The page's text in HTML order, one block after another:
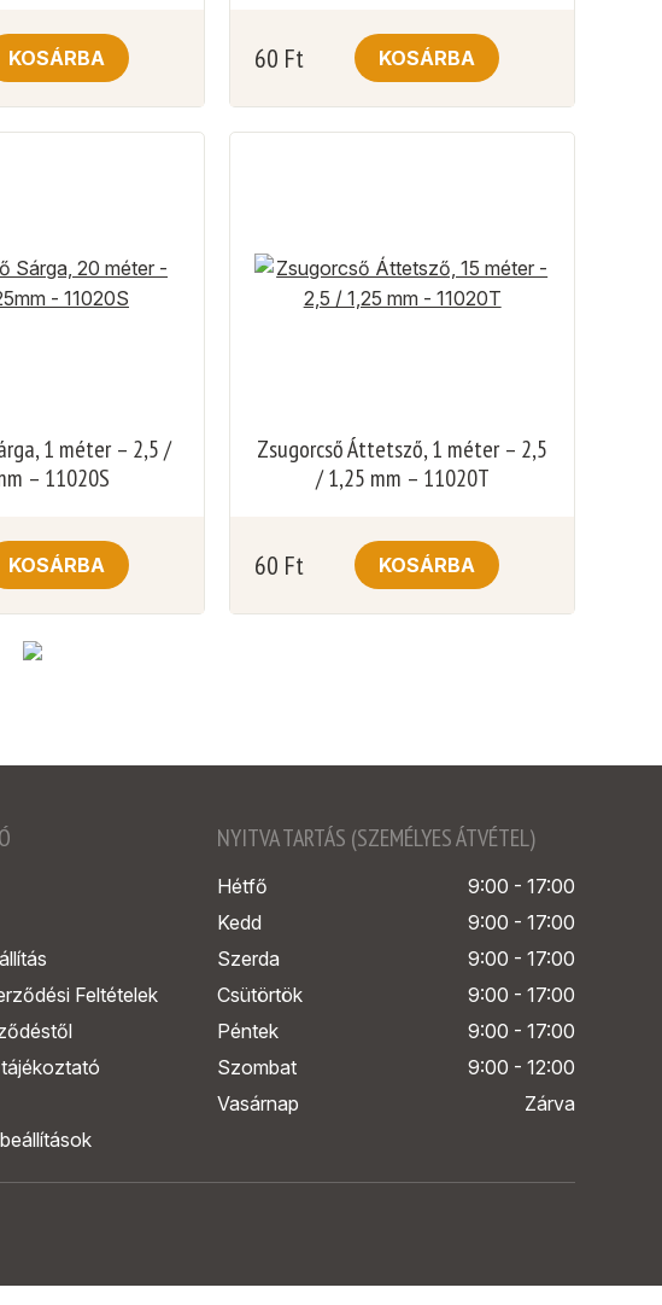
KOSÁRBA 60 Ft KOSÁRBA
1 méter – 2,5 /
– 11020S
KOSÁRBA
Zsugorcső Áttetsző, 1 méter – 2,5
/ 1,25 mm – 11020T
60 Ft KOSÁRBA
Feltételek
NYITVA TARTÁS (SZEMÉLYES ÁTVÉTEL)
Hétfő
9:00 - 17:00
Kedd
9:00 - 17:00
Szerda
9:00 - 17:00
Csütörtök
9:00 - 17:00
Péntek
9:00 - 17:00
Szombat
9:00 - 12:00
Vasárnap
Zárva